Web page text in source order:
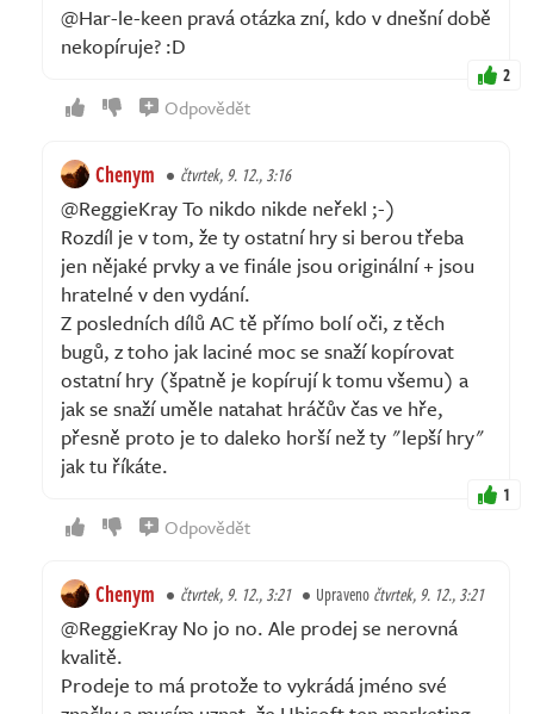
@Har-le-keen pravá otázka zní, kdo v dnešní době
nekopíruje? :D
2
Odpovědět
Chenym čtvrtek, 9. 12., 3:16
@ReggieKray To nikdo nikde neřekl ;-)
Rozdíl je v tom, že ty ostatní hry si berou třeba
jen nějaké prvky a ve finále jsou originální + jsou
hratelné v den vydání.
Z posledních dílů AC tě přímo bolí oči, z těch
bugů, z toho jak laciné moc se snaží kopírovat
ostatní hry (špatně je kopírují k tomu všemu) a
jak se snaží uměle natahat hráčův čas ve hře,
přesně proto je to daleko horší než ty "lepší hry"
jak tu říkáte.
1
Odpovědět
Chenym čtvrtek, 9. 12., 3:21 Upravenočtvrtek, 9. 12., 3:21
@ReggieKray No jo no. Ale prodej se nerovná
kvalitě.
Prodeje to má protože to vykrádá jméno své